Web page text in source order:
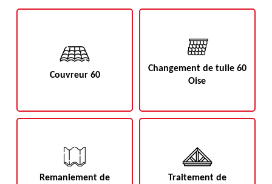
Couvreur 60
Changement de tuile 60
Oise
Remaniement de
Traitement de